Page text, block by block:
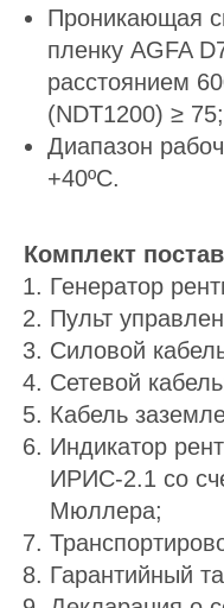
Проникающая
пленку AGFA
расстоянием
(NDT1200) ≥ 75;
Диапазон
+40ºС.
Комплект
Генератор
Пульт
Силовой
Сетевой
Кабель
Индикатор
ИРИС-2.1 со
Мюллера;
Гарантийный